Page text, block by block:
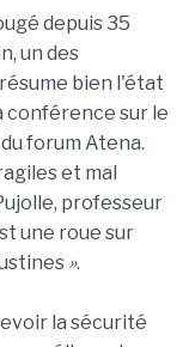
depuis 35
un des
bien l'état
conférence sur le
forum Atena.
et mal
professeur
une roue sur
».
la sécurité